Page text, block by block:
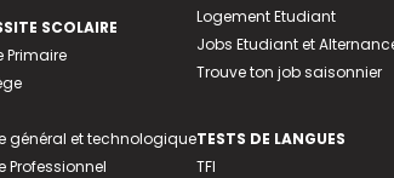
SCOLAIRE
Primaire
général et technologique
Professionnel
Logement Etudiant
Jobs Etudiant et
Trouve ton job saisonnier
TESTS DE LANGUES
TFI